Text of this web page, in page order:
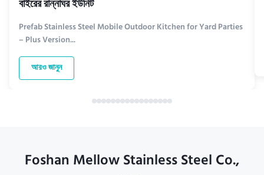
বাইরের রান্নাঘর ইউনিট
Prefab Stainless Steel Mobile Outdoor Kitchen for Yard Parties
– Plus Version...
আরও জানুন
Foshan Mellow Stainless Steel Co.,